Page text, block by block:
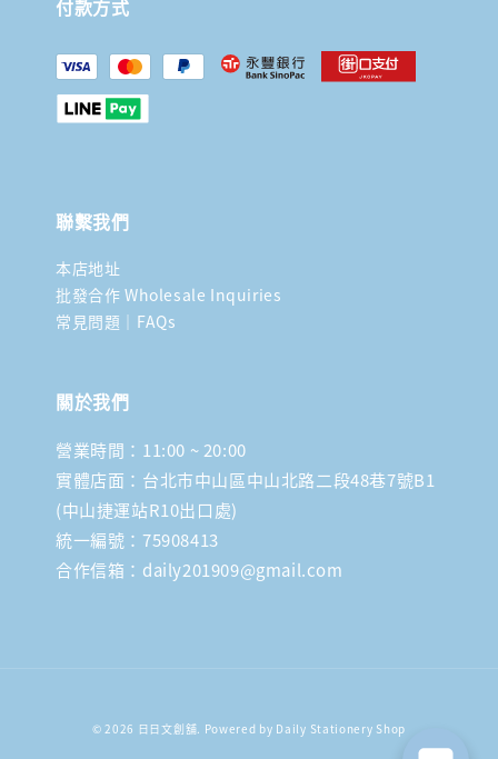
付款方式
聯繫我們
本店地址
批發合作 Wholesale Inquiries
常見問題｜FAQs
關於我們
營業時間：11:00 ~ 20:00
實體店面：台北市中山區中山北路二段48巷7號B1
(中山捷運站R10出口處)
統一編號：75908413
合作信箱：daily201909@gmail.com
© 2026 日日文創舖. Powered by Daily Stationery Shop